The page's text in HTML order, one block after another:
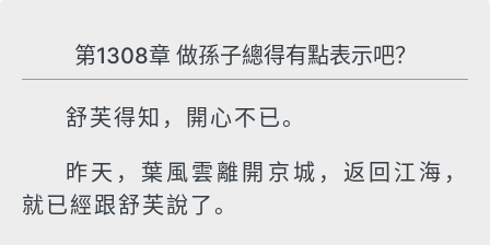
第1308章 做孫子總得有點表示吧？
舒芙得知，開心不已。
昨天，葉風雲離開京城，返回江海，
就已經跟舒芙說了。